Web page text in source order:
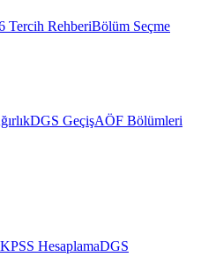
Tercih RehberiBölüm Seçme
DGS GeçişAÖF Bölümleri
KPSS HesaplamaDGS